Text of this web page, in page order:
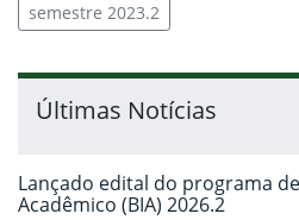
semestre 2023.2
Últimas Notícias
Lançado edital do programa
Acadêmico (BIA) 2026.2